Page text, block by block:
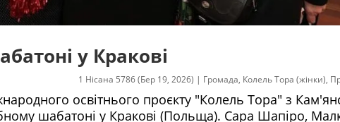
у Кракові
1 Нісана 5786 (Бер 19, 2026) | Громада, Колель Тора (жінки),
освітнього проєкту "Колель Тора" з
шабатоні у Кракові (Польща). Сара Шапіро,